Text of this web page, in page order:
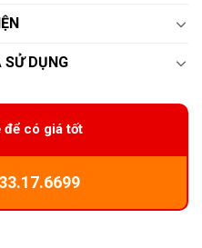
DỤNG
để có giá tốt